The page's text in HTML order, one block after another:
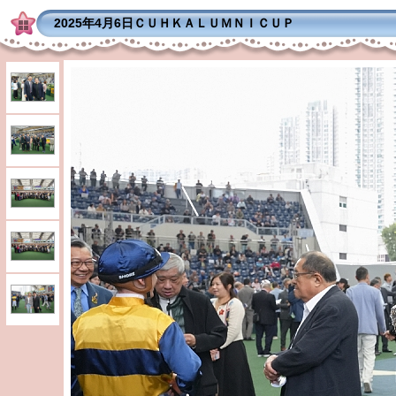
2025年4月6日ＣＵＨＫＡＬＵＭＮＩＣＵＰ